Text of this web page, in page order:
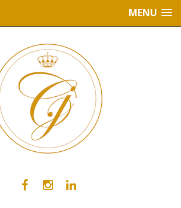
MENU